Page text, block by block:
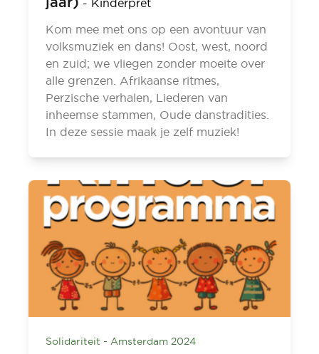
- Kinderpret
Kom mee met ons op een avontuur van
volksmuziek en dans! Oost, west, noord
en zuid; we vliegen zonder moeite over
alle grenzen. Afrikaanse ritmes,
Perzische verhalen, Liederen van
inheemse stammen, Oude danstradities.
In deze sessie maak je zelf muziek!
Solidariteit - Amsterdam 2024